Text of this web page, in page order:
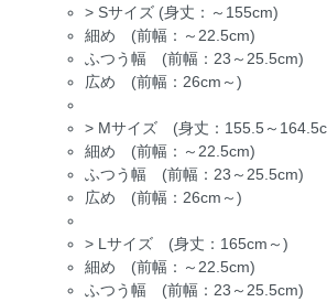
> Sサイズ (身丈：～155cm)
細め (前幅：～22.5cm)
ふつう幅 (前幅：23～25.5cm)
広め (前幅：26cm～)
> Mサイズ (身丈：155.5～
細め (前幅：～22.5cm)
ふつう幅 (前幅：23～25.5cm)
広め (前幅：26cm～)
> Lサイズ (身丈：165cm～)
細め (前幅：～22.5cm)
ふつう幅 (前幅：23～25.5cm)